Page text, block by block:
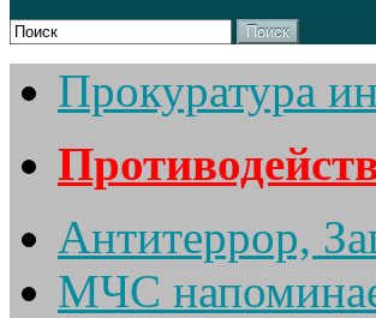
Поиск
Прокуратура
Антитеррор,
МЧС